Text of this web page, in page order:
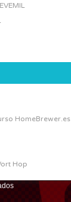
HomeBrewer.es
Hop